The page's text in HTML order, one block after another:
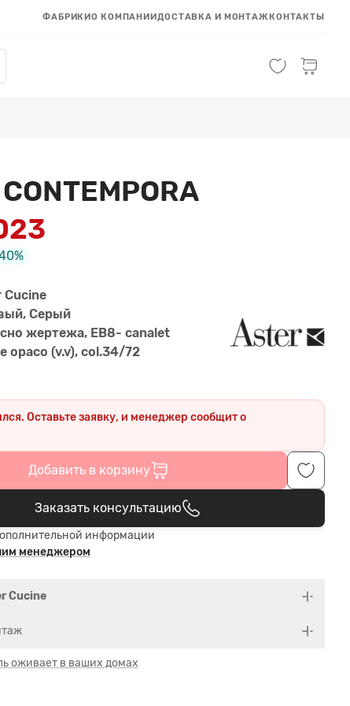
ФАБРИКИО КОМПАНИИДОСТАВКА И МОНТАЖКОНТАКТЫ
Cucine
Серый
жертежа, EB8- canalet
opaco (v.v), col.34/72
Оставьте заявку, и менеджер сообщит о
Добавить в корзину
В корзине
Заказать консультацию
информации
менеджером
Cucine
оживает в ваших домах